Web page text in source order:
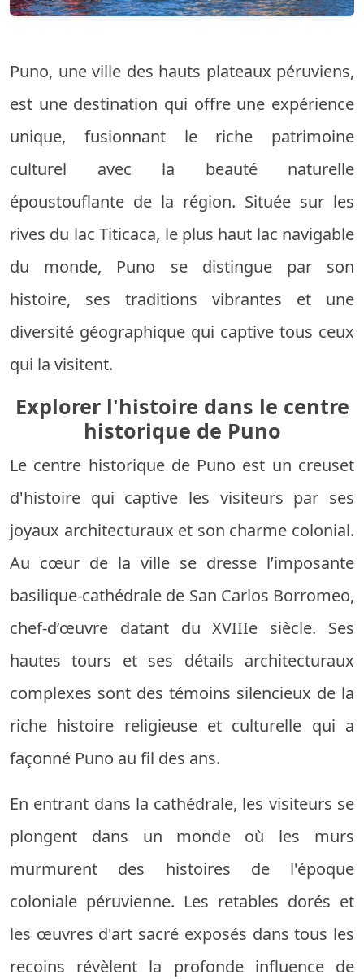
Puno, une ville des hauts plateaux péruviens,
est une destination qui offre une expérience
unique, fusionnant le riche patrimoine
culturel avec la beauté naturelle
époustouflante de la région. Située sur les
rives du lac Titicaca, le plus haut lac navigable
du monde, Puno se distingue par son
histoire, ses traditions vibrantes et une
diversité géographique qui captive tous ceux
qui la visitent.
Explorer l'histoire dans le centre
historique de Puno
Le centre historique de Puno est un creuset
d'histoire qui captive les visiteurs par ses
joyaux architecturaux et son charme colonial.
Au cœur de la ville se dresse l’imposante
basilique-cathédrale de San Carlos Borromeo,
chef-d’œuvre datant du XVIIIe siècle. Ses
hautes tours et ses détails architecturaux
complexes sont des témoins silencieux de la
riche histoire religieuse et culturelle qui a
façonné Puno au fil des ans.
En entrant dans la cathédrale, les visiteurs se
plongent dans un monde où les murs
murmurent des histoires de l'époque
coloniale péruvienne. Les retables dorés et
les œuvres d'art sacré exposés dans tous les
recoins révèlent la profonde influence de